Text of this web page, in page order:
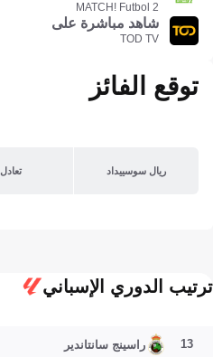
MATCH! Futbol 2
شاهد مباشرة على
TOD TV
توقع الفائز
ريال سوسييداد تعادل
ترتيب الدوري الإسباني
13 راسينج سانتاندير